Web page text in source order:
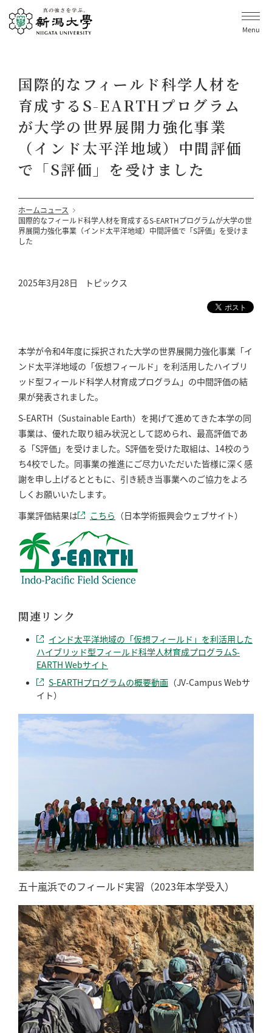
Menu
国際的なフィールド科学人材を
育成するS-EARTHプログラム
が大学の世界展開力強化事業
（インド太平洋地域）中間評価
で「S評価」を受けました
ホームニュース
国際的なフィールド科学人材を育成するS-EARTHプログラムが大学の世
界展開力強化事業（インド太平洋地域）中間評価で「S評価」を受けま
した
2025年3月28日 トピックス
本学が令和4年度に採択された大学の世界展開力強化事業「イ
ンド太平洋地域の「仮想フィールド」を利活用したハイブリ
ッド型フィールド科学人材育成プログラム」の中間評価の結
果が発表されました。
S-EARTH（Sustainable Earth）を掲げて進めてきた本学の同
事業は、優れた取り組み状況として認められ、最高評価であ
る「S評価」を受けました。S評価を受けた取組は、14校のう
ち4校でした。同事業の推進にご尽力いただいた皆様に深く感
謝を申し上げるとともに、引き続き当事業へのご協力をよろ
しくお願いいたします。
事業評価結果は
こちら （日本学術振興会ウェブサイト）
関連リンク
インド太平洋地域の「仮想フィールド」を利活用した
ハイブリッド型フィールド科学人材育成プログラムS-
EARTH Webサイト
S-EARTHプログラムの概要動画 （JV-Campus Webサ
イト）
五十嵐浜でのフィールド実習（2023年本学受入）